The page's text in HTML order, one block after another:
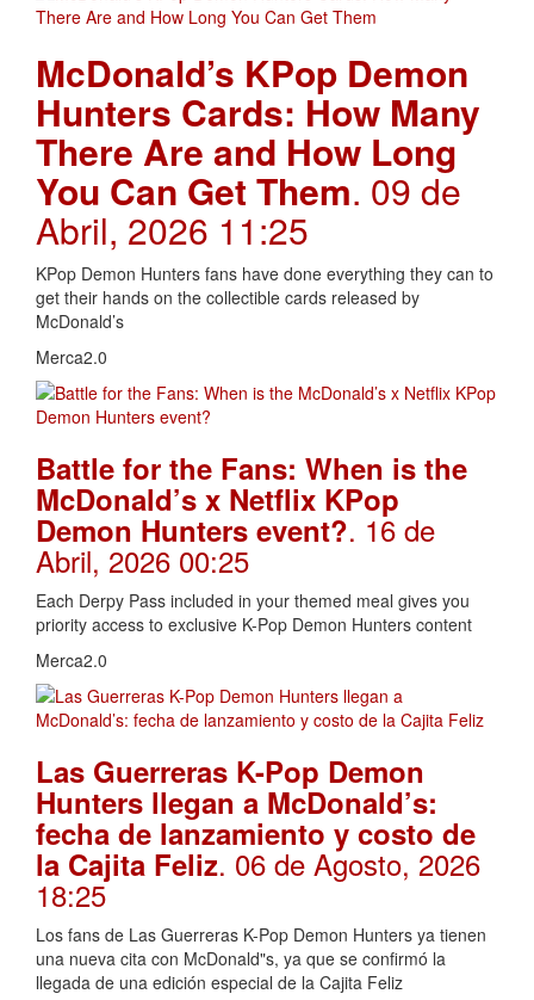
McDonald’s KPop Demon
Hunters Cards: How Many
There Are and How Long
You Can Get Them. 09 de
Abril, 2026 11:25
KPop Demon Hunters fans have done everything they can to
get their hands on the collectible cards released by
McDonald’s
Merca2.0
Battle for the Fans: When is the
McDonald’s x Netflix KPop
Demon Hunters event?. 16 de
Abril, 2026 00:25
Each Derpy Pass included in your themed meal gives you
priority access to exclusive K-Pop Demon Hunters content
Merca2.0
Las Guerreras K-Pop Demon
Hunters llegan a McDonald’s:
fecha de lanzamiento y costo de
la Cajita Feliz. 06 de Agosto, 2026
18:25
Los fans de Las Guerreras K-Pop Demon Hunters ya tienen
una nueva cita con McDonald"s, ya que se confirmó la
llegada de una edición especial de la Cajita Feliz